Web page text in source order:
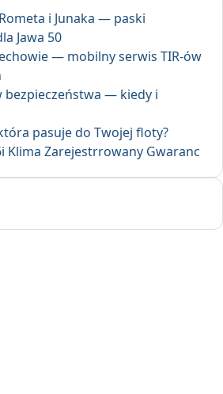
i Junaka — paski
Jawa 50
— mobilny serwis TIR-ów
bezpieczeństwa — kiedy i
pasuje do Twojej floty?
Klima Zarejestrrowany Gwaranc